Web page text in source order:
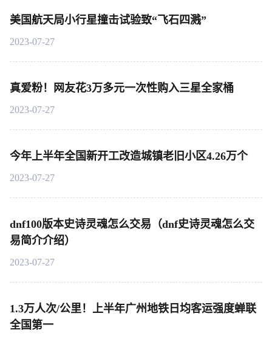
美国航天局小行星撞击试验致“飞石四溅”
2023-07-27
真爱粉！网友花3万多元一次性购入三星全家桶
2023-07-27
今年上半年全国新开工改造城镇老旧小区4.26万个
2023-07-27
dnf100版本史诗灵魂怎么交易（dnf史诗灵魂怎么交
易简介介绍）
2023-07-27
1.3万人次/公里！上半年广州地铁日均客运强度蝉联
全国第一